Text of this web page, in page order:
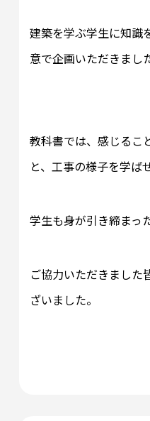
建築を学ぶ学生に知識
意で企画いただきまし
教科書では、感じるこ
と、工事の様子を学ば
学生も身が引き締ま
ご協力いただきました
ざいました。